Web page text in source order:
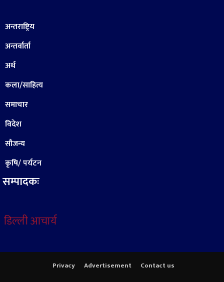
अन्तराष्ट्रिय
अन्तर्वार्ता
अर्थ
कला/साहित्य
समाचार
विदेश
सौजन्य
कृषि/ पर्यटन
सम्पादकः
डिल्ली आचार्य
Privacy Advertisement Contact us